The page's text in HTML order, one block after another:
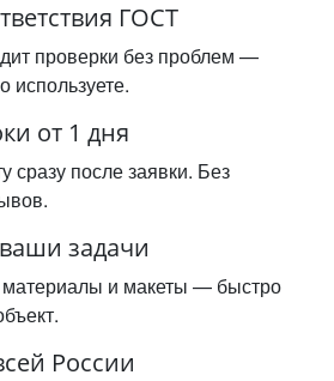
ГОСТ
проверки без проблем —
используете.
от 1 дня
сразу после заявки. Без
задачи
и макеты — быстро
России